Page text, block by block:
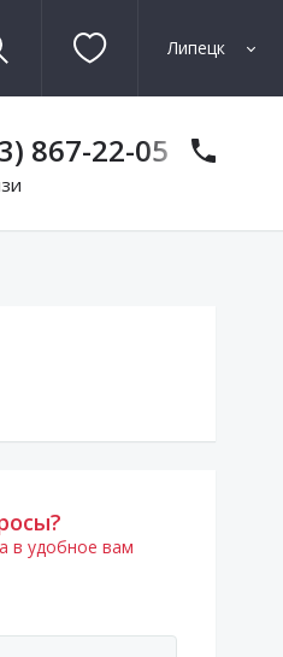
Липецк
867-22-05
в удобное вам